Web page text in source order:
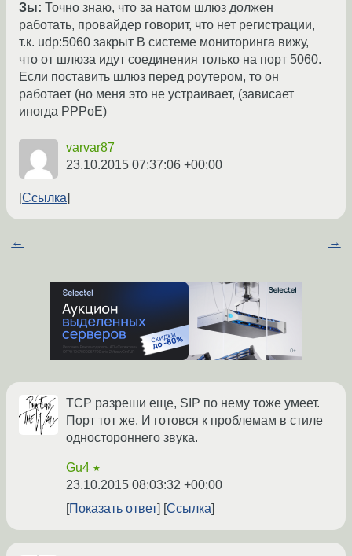
Зы: Точно знаю, что за натом шлюз должен
работать, провайдер говорит, что нет регистрации,
т.к. udp:5060 закрыт В системе мониторинга вижу,
что от шлюза идут соединения только на порт 5060.
Если поставить шлюз перед роутером, то он
работает (но меня это не устраивает, (завиcает
иногда PPPoE)
varvar87
23.10.2015 07:37:06 +00:00
Ссылка
← →
TCP разреши еще, SIP по нему тоже умеет.
Порт тот же. И готовся к проблемам в стиле
одностороннего звука.
Gu4 ★
23.10.2015 08:03:32 +00:00
Показать ответ
Ссылка